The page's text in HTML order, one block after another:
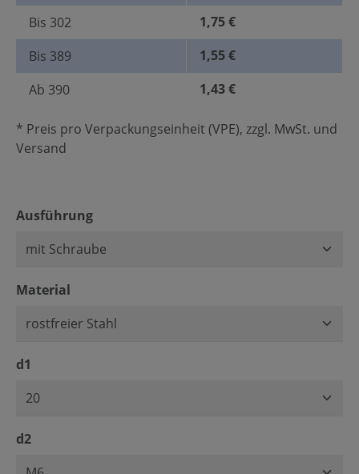
Bis 302
1,75 €
Bis 389
1,55 €
Ab 390 1,43 €
* Preis pro Verpackungseinheit (VPE), zzgl. MwSt. und
Versand
Ausführungauswählen
Material
d1
d2auswählen